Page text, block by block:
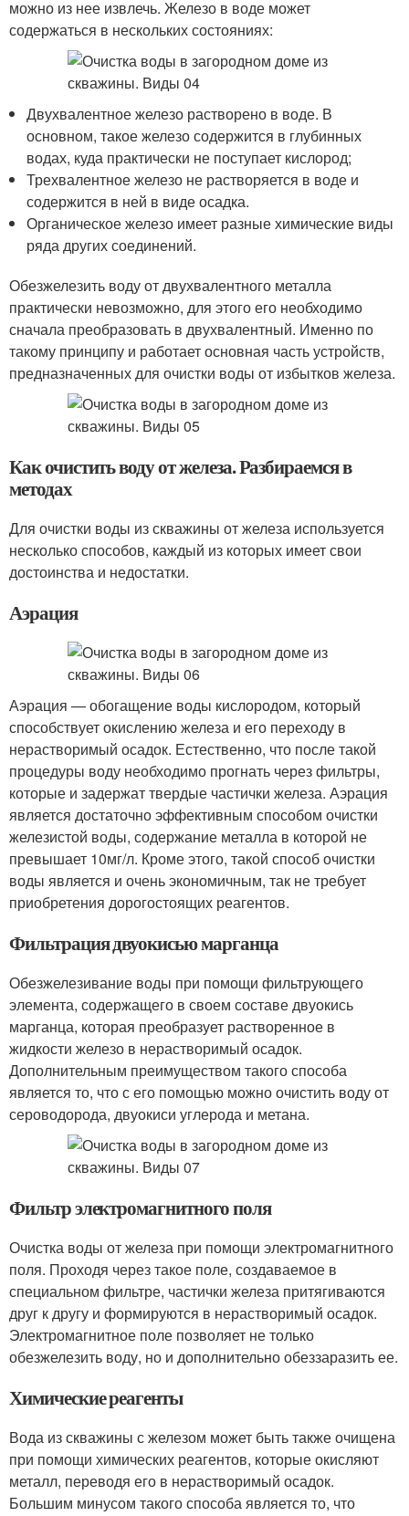
можно из нее извлечь. Железо в воде может
содержаться в нескольких состояниях:
Двухвалентное железо растворено в воде. В
основном, такое железо содержится в глубинных
водах, куда практически не поступает кислород;
Трехвалентное железо не растворяется в воде и
содержится в ней в виде осадка.
Органическое железо имеет разные химические виды
ряда других соединений.
Обезжелезить воду от двухвалентного металла
практически невозможно, для этого его необходимо
сначала преобразовать в двухвалентный. Именно по
такому принципу и работает основная часть устройств,
предназначенных для очистки воды от избытков железа.
Как очистить воду от железа. Разбираемся в
методах
Для очистки воды из скважины от железа используется
несколько способов, каждый из которых имеет свои
достоинства и недостатки.
Аэрация
Аэрация — обогащение воды кислородом, который
способствует окислению железа и его переходу в
нерастворимый осадок. Естественно, что после такой
процедуры воду необходимо прогнать через фильтры,
которые и задержат твердые частички железа. Аэрация
является достаточно эффективным способом очистки
железистой воды, содержание металла в которой не
превышает 10мг/л. Кроме этого, такой способ очистки
воды является и очень экономичным, так не требует
приобретения дорогостоящих реагентов.
Фильтрация двуокисью марганца
Обезжелезивание воды при помощи фильтрующего
элемента, содержащего в своем составе двуокись
марганца, которая преобразует растворенное в
жидкости железо в нерастворимый осадок.
Дополнительным преимуществом такого способа
является то, что с его помощью можно очистить воду от
сероводорода, двуокиси углерода и метана.
Фильтр электромагнитного поля
Очистка воды от железа при помощи электромагнитного
поля. Проходя через такое поле, создаваемое в
специальном фильтре, частички железа притягиваются
друг к другу и формируются в нерастворимый осадок.
Электромагнитное поле позволяет не только
обезжелезить воду, но и дополнительно обеззаразить ее.
Химические реагенты
Вода из скважины с железом может быть также очищена
при помощи химических реагентов, которые окисляют
металл, переводя его в нерастворимый осадок.
Большим минусом такого способа является то, что